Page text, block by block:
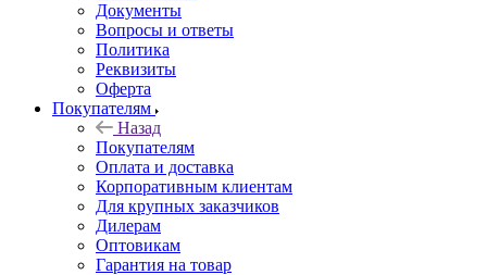
Документы
Вопросы и ответы
Политика
Реквизиты
Оферта
Покупателям
Назад
Покупателям
Оплата и доставка
Корпоративным клиентам
Для крупных заказчиков
Дилерам
Оптовикам
Гарантия на товар